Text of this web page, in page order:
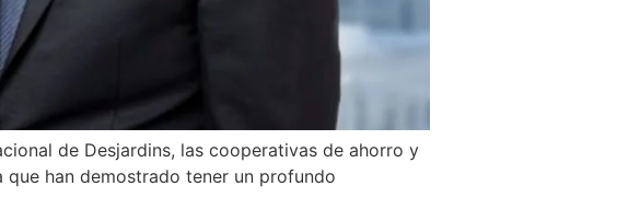
de Desjardins, las cooperativas de ahorro y
han demostrado tener un profundo